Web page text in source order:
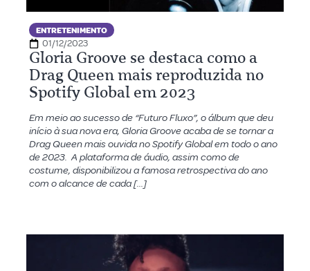
ENTRETENIMENTO
01/12/2023
Gloria Groove se destaca como a
Drag Queen mais reproduzida no
Spotify Global em 2023
Em meio ao sucesso de “Futuro Fluxo”, o álbum que deu
início à sua nova era, Gloria Groove acaba de se tornar a
Drag Queen mais ouvida no Spotify Global em todo o ano
de 2023. A plataforma de áudio, assim como de
costume, disponibilizou a famosa retrospectiva do ano
com o alcance de cada […]